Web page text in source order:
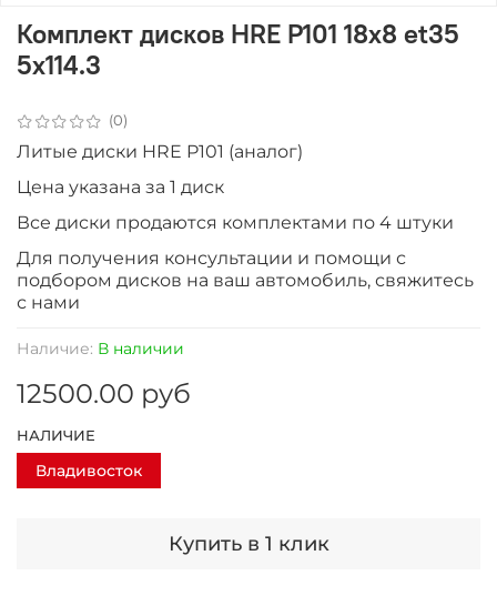
(0)
Наличие: В наличии
Комплект дисков HRE P101 18x8 et35
5x114.3
12500.00 руб
Купить в 1 клик
НАЛИЧИЕ
Владивосток
Литые диски HRE P101 (аналог)
Цена указана за 1 диск
Все диски продаютcя комплектами по 4 штуки
Для получения консультации и помощи с
подбором дисков на ваш автомобиль, свяжитесь
с нами